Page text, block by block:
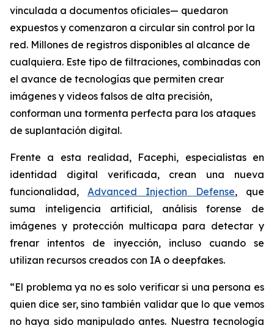
vinculada a documentos oficiales— quedaron
expuestos y comenzaron a circular sin control por la
red. Millones de registros disponibles al alcance de
cualquiera. Este tipo de filtraciones, combinadas con
el avance de tecnologías que permiten crear
imágenes y videos falsos de alta precisión,
conforman una tormenta perfecta para los ataques
de suplantación digital.
Frente a esta realidad, Facephi, especialistas en
identidad digital verificada, crean una nueva
funcionalidad, Advanced Injection Defense, que
suma inteligencia artificial, análisis forense de
imágenes y protección multicapa para detectar y
frenar intentos de inyección, incluso cuando se
utilizan recursos creados con IA o deepfakes.
“El problema ya no es solo verificar si una persona es
quien dice ser, sino también validar que lo que vemos
no haya sido manipulado antes. Nuestra tecnología